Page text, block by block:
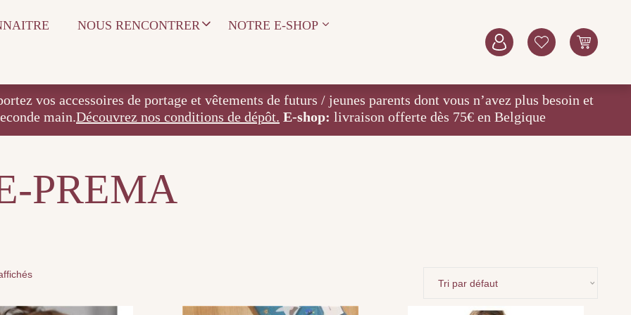
NOUS RENCONTRER NOTRE E-SHOP
vos accessoires de portage et vêtements de futurs / jeunes parents dont vous n’avez plus besoin et
main.Découvrez nos conditions de dépôt. E-shop: livraison offerte dès 75€ en Belgique
PREMA
Ce
Ce